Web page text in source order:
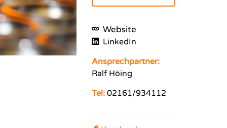
Website
LinkedIn
Ansprechpartner:
Ralf Höing
Tel: 02161/934112